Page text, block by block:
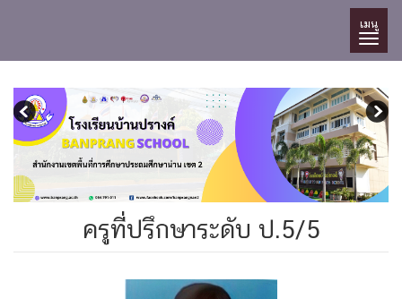
เมนู
ครูที่ปรึกษาระดับ ป.5/5